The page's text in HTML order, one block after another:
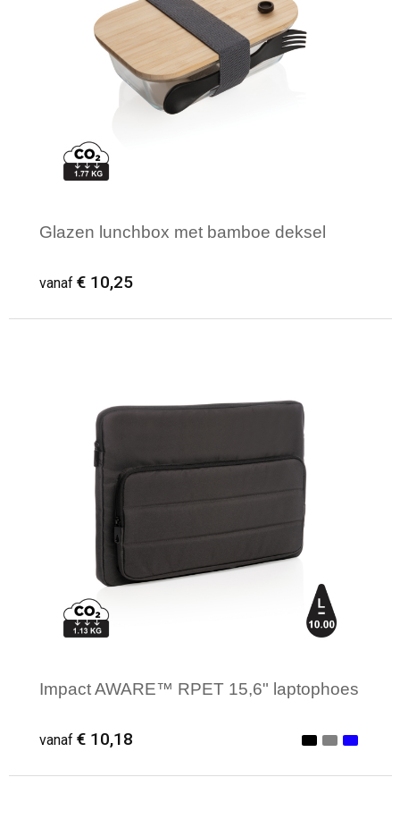
Glazen lunchbox met bamboe deksel
vanaf € 10,25
Impact AWARE™ RPET 15,6" laptophoes
vanaf € 10,18